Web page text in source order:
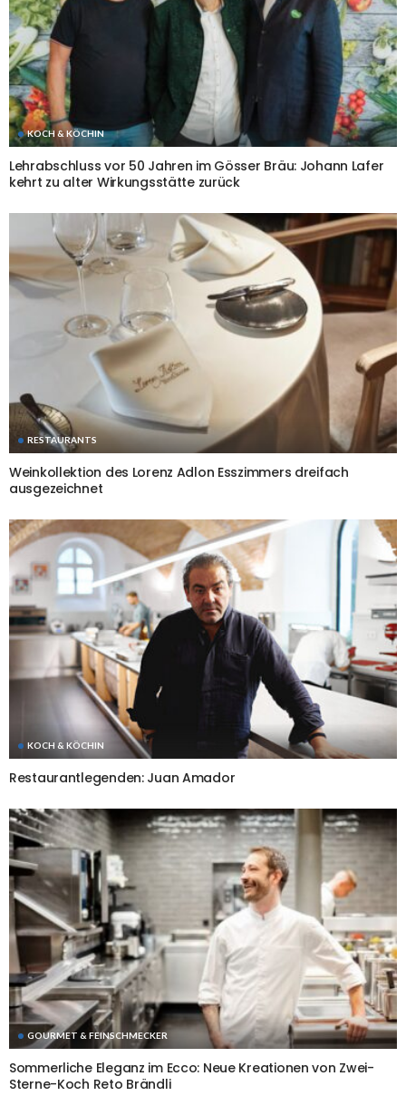
KOCH & KÖCHIN
Lehrabschluss vor 50 Jahren im Gösser Bräu: Johann Lafer
kehrt zu alter Wirkungsstätte zurück
RESTAURANTS
Weinkollektion des Lorenz Adlon Esszimmers dreifach
ausgezeichnet
KOCH & KÖCHIN
Restaurantlegenden: Juan Amador
GOURMET & FEINSCHMECKER
Sommerliche Eleganz im Ecco: Neue Kreationen von Zwei-
Sterne-Koch Reto Brändli